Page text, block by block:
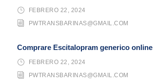
FEBRERO 22, 2024
PWTRANSBARINAS@GMAIL.COM
Comprare Escitalopram generico online
FEBRERO 22, 2024
PWTRANSBARINAS@GMAIL.COM